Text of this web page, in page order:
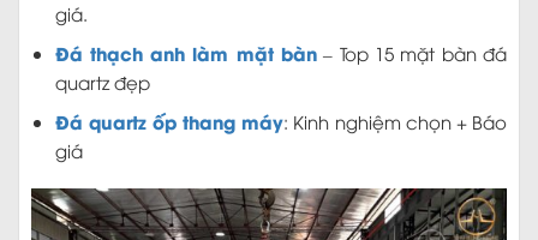
giá.
Đá thạch anh làm mặt bàn – Top 15 mặt bàn đá
quartz đẹp
Đá quartz ốp thang máy: Kinh nghiệm chọn + Báo
giá